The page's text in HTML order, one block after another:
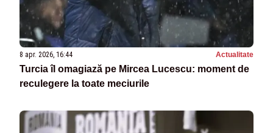
8 apr. 2026, 16:44 Actualitate
Turcia îl omagiază pe Mircea Lucescu: moment de
reculegere la toate meciurile